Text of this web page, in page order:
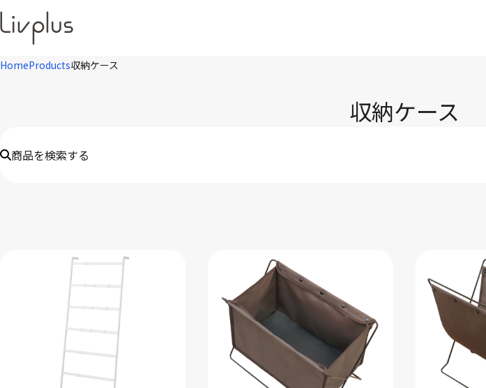
HomeProducts収納ケース
収納ケース
商品を検索する
クリア 検索